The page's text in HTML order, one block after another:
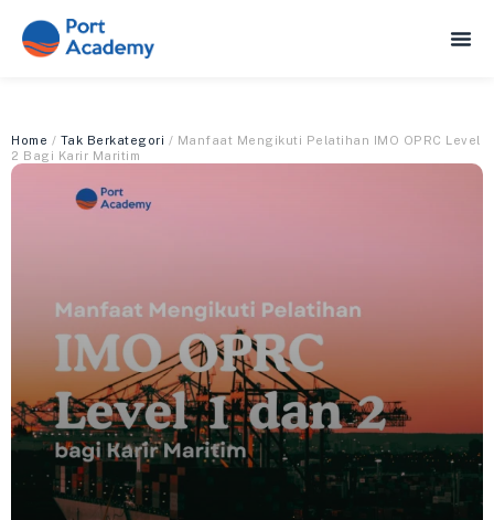
Home / Tak Berkategori / Manfaat Mengikuti Pelatihan IMO OPRC Level
2 Bagi Karir Maritim